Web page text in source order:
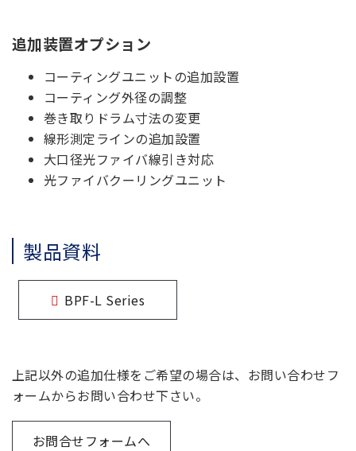
追加装置オプション
コーティングユニットの追加設置
コーティング外径の調整
巻き取りドラム寸法の変更
線形測定ラインの追加設置
大口径光ファイバ線引き対応
光ファイバクーリングユニット
製品資料
BPF-L Series
上記以外の追加仕様をご希望の場合は、お問い合わせフ
ォームからお問い合わせ下さい。
お問合せフォームへ